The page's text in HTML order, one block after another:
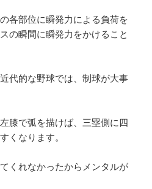
各部位に瞬発力による負荷を
の瞬間に瞬発力をかけること
代的な野球では、制球が大事
膝で弧を描けば、三塁側に四
くなります。
くれなかったからメンタルが